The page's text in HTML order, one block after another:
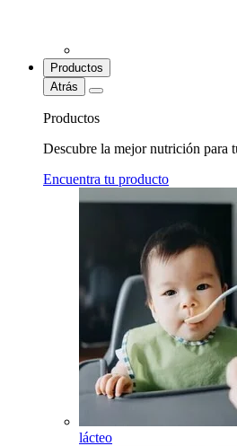
Productos
Atrás
Productos
Descubre la mejor nutrición para
Encuentra tu producto
lácteo